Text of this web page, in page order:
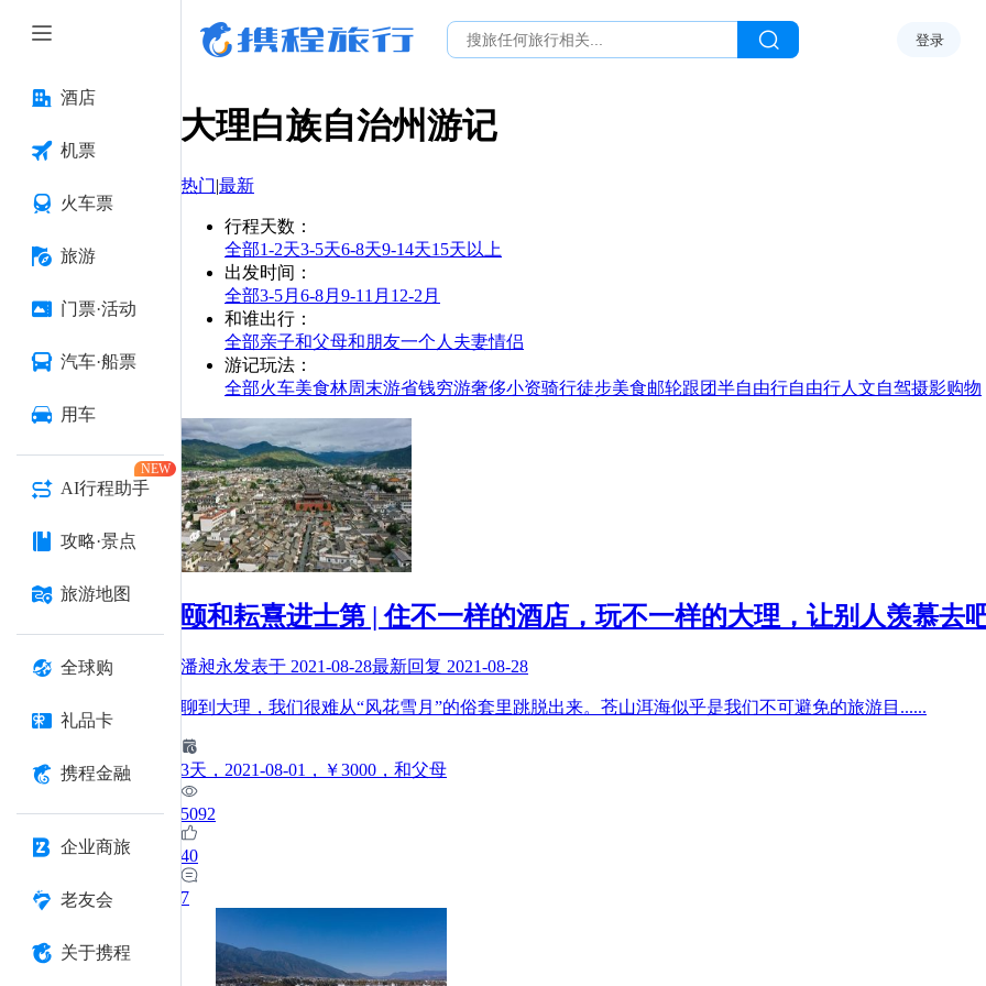
酒店
机票
火车票
旅游
门票·活动
汽车·船票
用车
AI行程助手
NEW
攻略·景点
旅游地图
全球购
礼品卡
携程金融
企业商旅
老友会
关于携程
登录
大理白族自治州游记
热门|最新
行程天数 ：
全部1-2天3-5天6-8天9-14天15天以上
出发时间 ：
全部3-5月 6-8月 9-11月 12-2月
和谁出行 ：
全部亲子和父母和朋友一个人 夫妻情侣
游记玩法 ：
全部火车美食林周末游省钱穷游奢侈小资骑行徒步美食邮轮跟团半自由行自由行人文自驾摄影购物
颐和耘熹进士第 | 住不一样的酒店，玩不一样的大理，让别人羡慕去
潘昶永发表于 2021-08-28最新回复 2021-08-28
聊到大理，我们很难从“风花雪月”的俗套里跳脱出来。苍山洱海似乎是我们不可避免的旅游目 ......
3天 ，2021-08-01 ，￥3000 ，和父母
5092
40
7